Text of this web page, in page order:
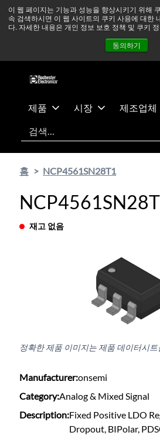
이 웹 페이지는 기능과 성능을 향상시키기 위해
속 검색하시면 이 웹 사이트의 쿠키 사용에 대한
다. 자세한 내용은 개인 정보 보호 정책 및 쿠키
동의하기
츠
건
중동 지역 상황을 지속적으로 주시하
정상적으로 운영되고 있습니
뉴스
문의하
제품 시장 제조업체
검색
홈 NCP4561SN28T1
재고 없음
정확한 제품 이미지는 제품 데이터시
Manufacturer:onsemi
Category:Analog & Mixed Signal
Description:Fixed Positive LDO
Dropout, BIPolar,